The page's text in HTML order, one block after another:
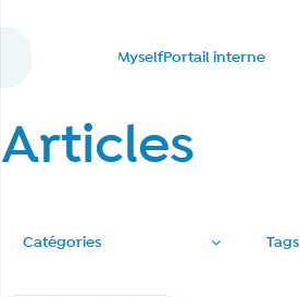
MyselfPortail interne
Articles
Catégories Tags